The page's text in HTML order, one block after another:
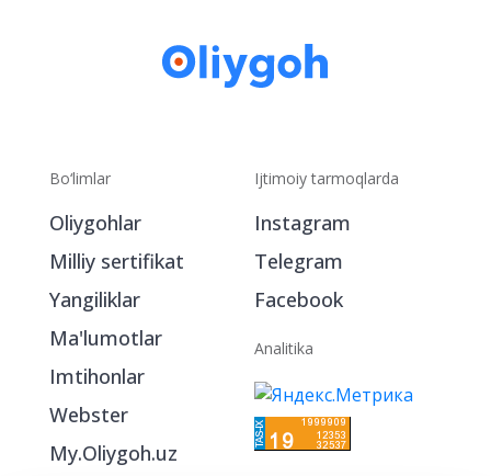
Bo‘limlar
Oliygohlar
Milliy sertifikat
Yangiliklar
Ma'lumotlar
Imtihonlar
Webster
My.Oliygoh.uz
Ijtimoiy tarmoqlarda
Instagram
Telegram
Facebook
Analitika